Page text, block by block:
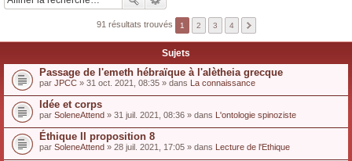
91 résultats trouvés 1 2 3 4
Sujets
Passage de l'emeth hébraïque à l'alètheia grecque
par JPCC » 31 oct. 2021, 08:35 » dans La connaissance
Idée et corps
par SoleneAttend » 31 juil. 2021, 08:36 » dans L'ontologie spinoziste
Éthique II proposition 8
par SoleneAttend » 28 juil. 2021, 17:05 » dans Lecture de l'Ethique